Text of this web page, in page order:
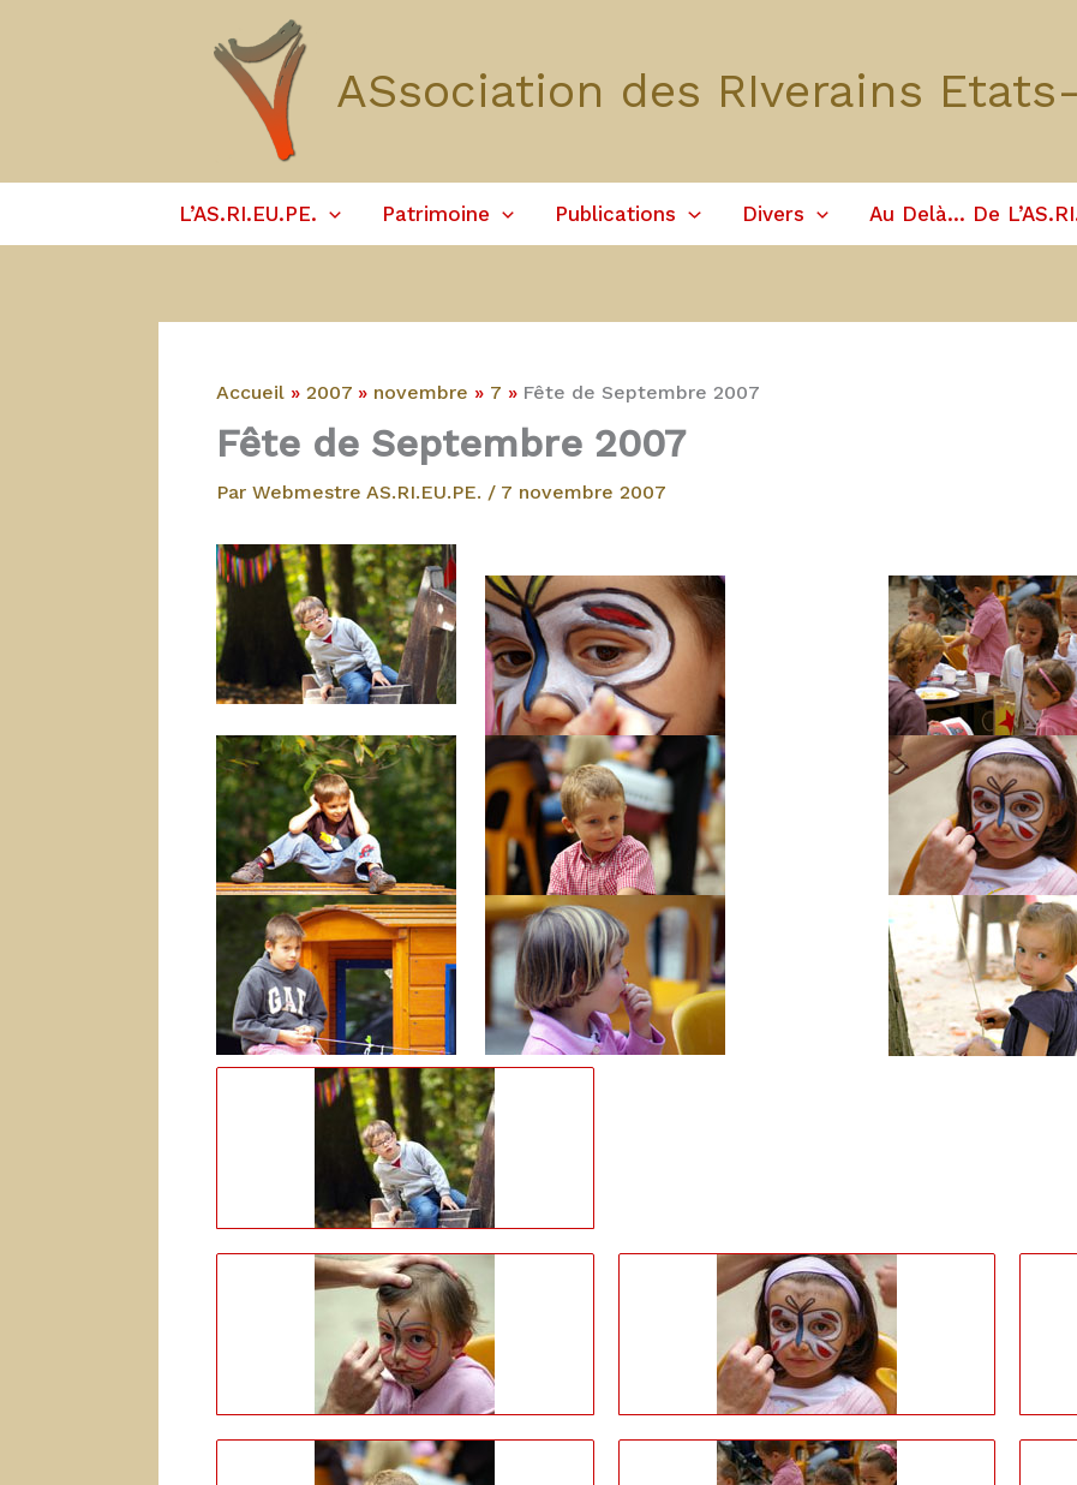
ASsociation des RIverains
L’AS.RI.EU.PE. Patrimoine Publications Divers Au Delà… De
Accueil 2007 novembre 7 Fête de Septembre 2007
Fête de Septembre 2007
Par Webmestre AS.RI.EU.PE. / 7 novembre 2007